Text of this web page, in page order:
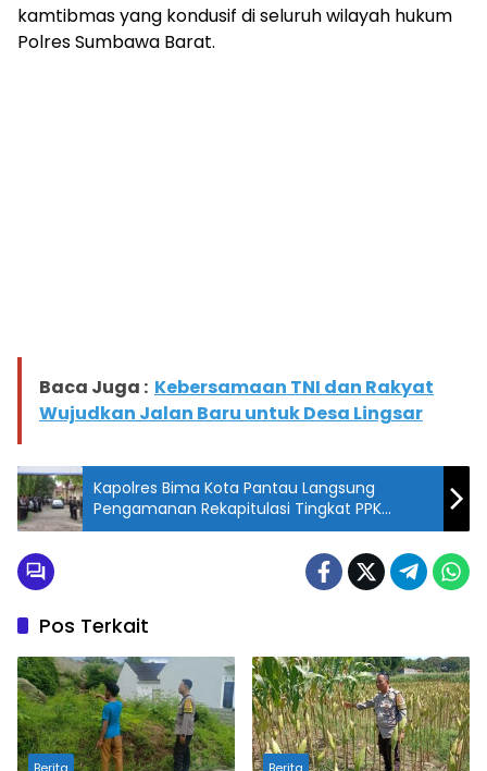
kamtibmas yang kondusif di seluruh wilayah hukum
Polres Sumbawa Barat.
Baca Juga : Kebersamaan TNI dan Rakyat
Wujudkan Jalan Baru untuk Desa Lingsar
Kapolres Bima Kota Pantau Langsung
Pengamanan Rekapitulasi Tingkat PPK
Pilkada Kota Bima
Pos Terkait
Berita Berita